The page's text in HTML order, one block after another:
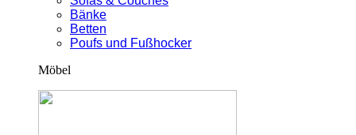
Bänke
Betten
Poufs und Fußhocker
Möbel